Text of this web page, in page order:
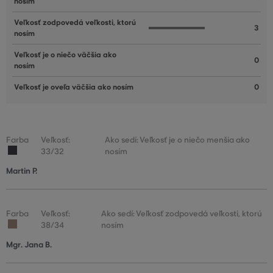
Veľkosť zodpovedá veľkosti, ktorú
nosím
3
Veľkosť je o niečo väčšia ako
nosím
0
Veľkosť je oveľa väčšia ako nosím 0
Farba
Veľkosť:
33/32
Ako sedí: Veľkosť je o niečo menšia ako
nosím
Martin P.
Farba
Veľkosť:
38/34
Ako sedí: Veľkosť zodpovedá veľkosti, ktorú
nosím
Mgr. Jana B.